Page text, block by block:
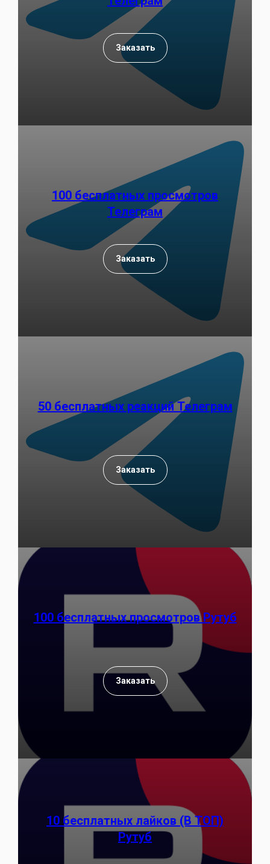
Заказать
100 бесплатных просмотров
Телеграм
Заказать
50 бесплатных реакций Телеграм
Заказать
100 бесплатных просмотров Рутуб
Заказать
10 бесплатных лайков (В ТОП)
Рутуб